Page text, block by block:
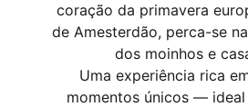
coração da primavera
de Amesterdão, perca-se
dos moinhos e
Uma experiência rica
momentos únicos —